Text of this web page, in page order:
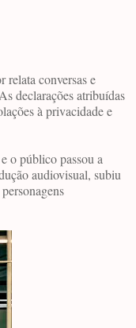
relata conversas e
declarações atribuídas
à privacidade e
o público passou a
audiovisual, subiu